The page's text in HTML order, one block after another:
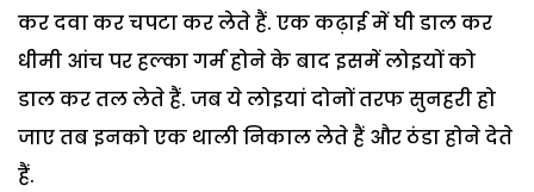
कर दवा कर चपटा कर लेते हैं. एक कढ़ाई में घी डाल कर
धीमी आंच पर हल्का गर्म होने के बाद इसमें लोइयों को
डाल कर तल लेते हैं. जब ये लोइयां दोनों तरफ सुनहरी हो
जाए तब इनको एक थाली निकाल लेते हैं और ठंडा होने देते
हैं.